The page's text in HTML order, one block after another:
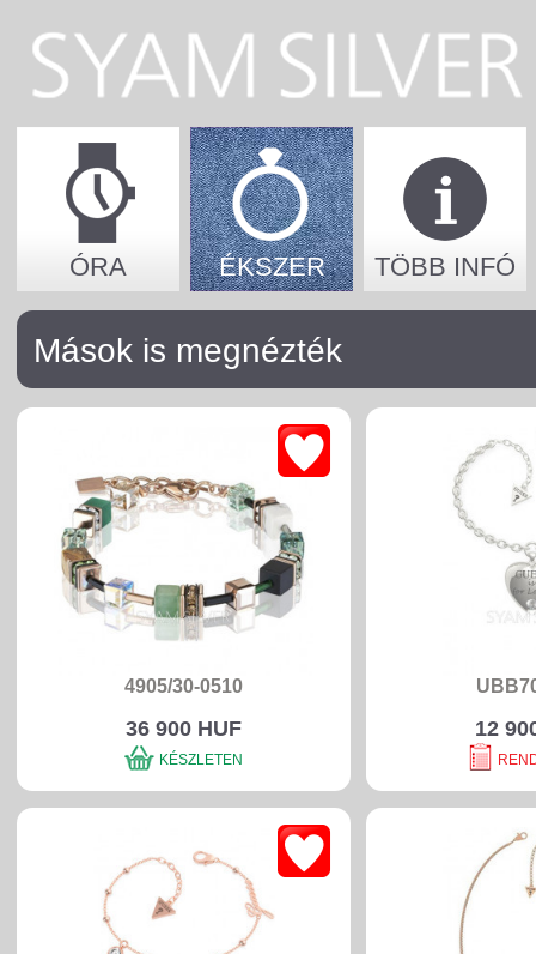
ÓRA ÉKSZER TÖBB INFÓ
Mások is megnézték
4905/30-0510
36 900 HUF
KÉSZLETEN
12